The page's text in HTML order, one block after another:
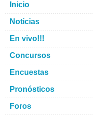
Inicio
Noticias
En vivo!!!
Concursos
Encuestas
Pronósticos
Foros